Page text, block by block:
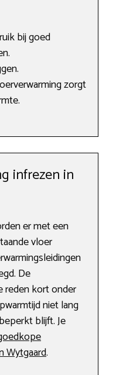
bij goed
zorgt
infrezen in
er met een
vloer
De
reden kort onder
niet lang
blijft. Je
Wytgaard.